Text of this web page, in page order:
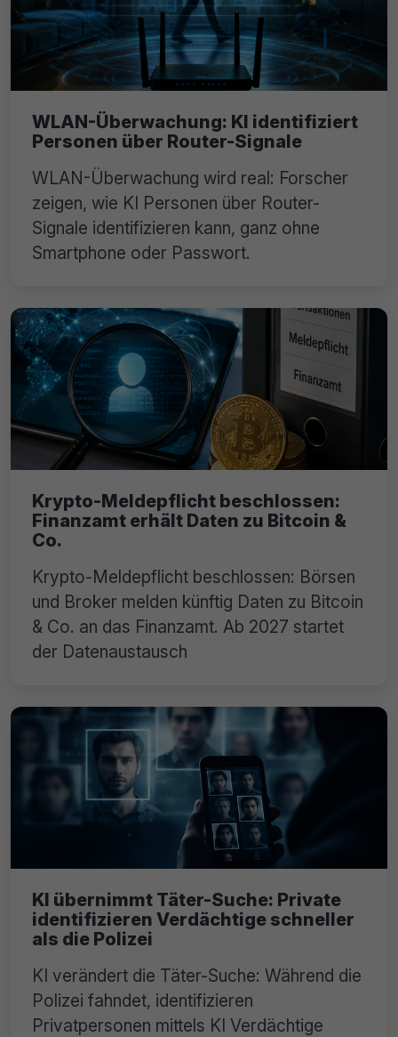
WLAN-Überwachung: KI identifiziert
Personen über Router-Signale
WLAN-Überwachung wird real: Forscher
zeigen, wie KI Personen über Router-
Signale identifizieren kann, ganz ohne
Smartphone oder Passwort.
Krypto-Meldepflicht beschlossen:
Finanzamt erhält Daten zu Bitcoin &
Co.
Krypto-Meldepflicht beschlossen: Börsen
und Broker melden künftig Daten zu Bitcoin
& Co. an das Finanzamt. Ab 2027 startet
der Datenaustausch
KI übernimmt Täter-Suche: Private
identifizieren Verdächtige schneller
als die Polizei
KI verändert die Täter-Suche: Während die
Polizei fahndet, identifizieren
Privatpersonen mittels KI Verdächtige